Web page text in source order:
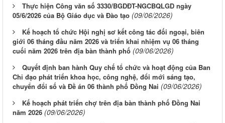
Thực hiện Công văn số 3330/BGDĐT-NGCBQLGD ngày
05/6/2026 của Bộ Giáo dục và Đào tạo (09/06/2026)
Kế hoạch tổ chức Hội nghị sơ kết công tác đối ngoại, biên
giới 06 tháng đầu năm 2026 và triển khai nhiệm vụ 06 tháng
cuối năm 2026 trên địa bàn thành phố (09/06/2026)
Quyết định ban hành Quy chế tổ chức và hoạt động của Ban
Chỉ đạo phát triển khoa học, công nghệ, đổi mới sáng tạo,
chuyển đổi số và Đề án 06 thành phố Đồng Nai (09/06/2026)
Kế hoạch phát triển chợ trên địa bàn thành phố Đồng Nai
năm 2026 (09/06/2026)